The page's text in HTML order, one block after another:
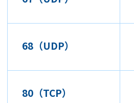
68（UDP）
80（TCP）